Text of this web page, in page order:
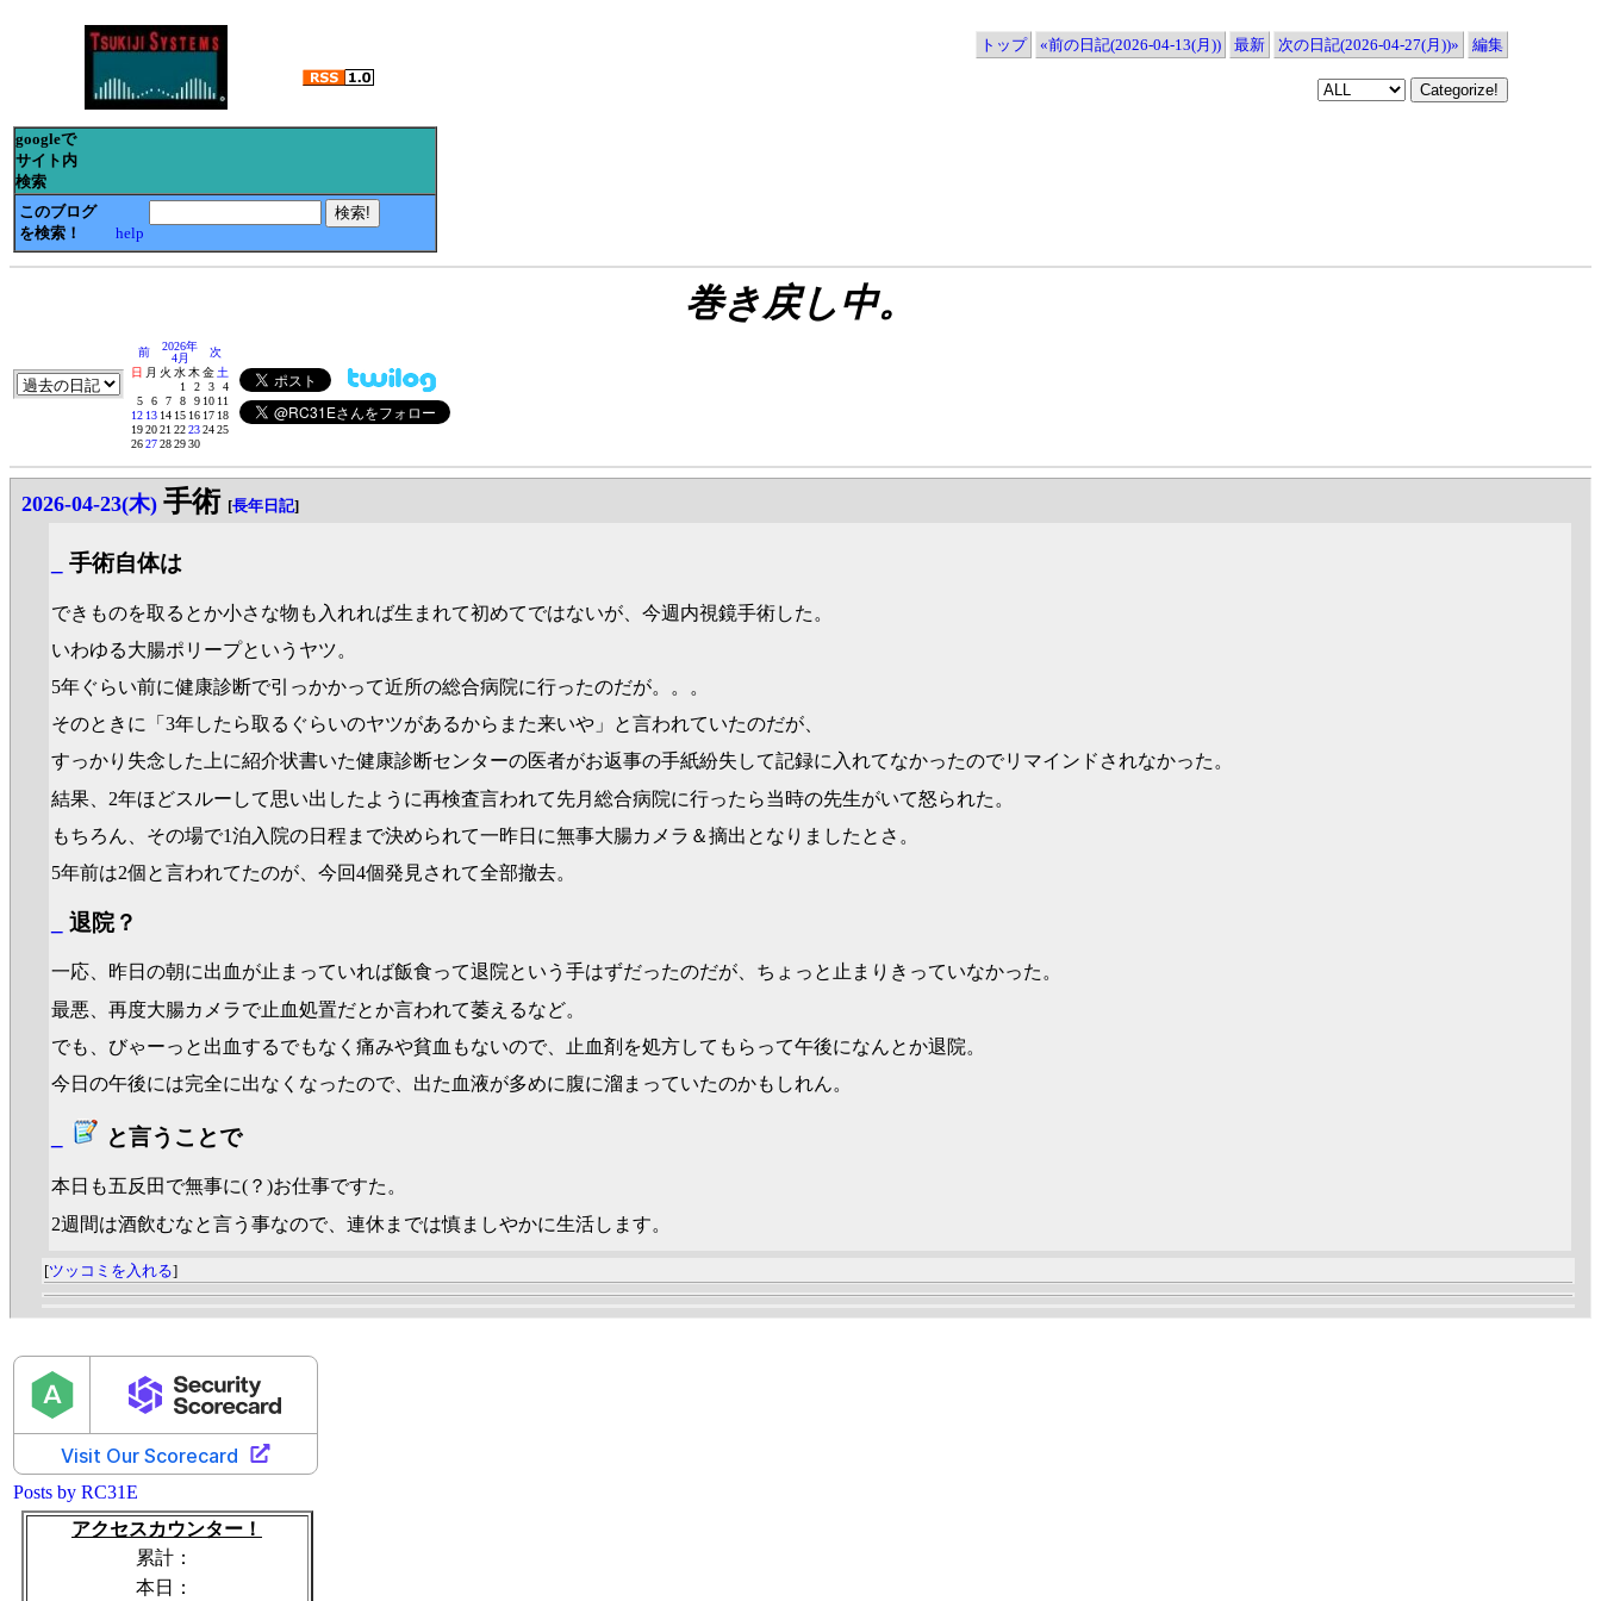
トップ «前の日記(2026-04-13(月)) 最新 次の日記(2026-04-27(月))» 編集
googleで
サイト内
検索
このブログ
を検索！
help
巻き戻し中。
前
2026年
4月
次
日 月 火 水木金土
1
2 3
4
5
6 7 8 9 10 11
12 13 14 15 16 17 18
19202122232425
2627282930
2026-04-23(木) 手術 [長年日記]
手術自体は
できものを取るとか小さな物も入れれば生まれて初めてではないが、今週内視鏡手術した。
いわゆる大腸ポリープというヤツ。
5年ぐらい前に健康診断で引っかかって近所の総合病院に行ったのだが。。。
そのときに「3年したら取るぐらいのヤツがあるからまた来いや」と言われていたのだが、
すっかり失念した上に紹介状書いた健康診断センターの医者がお返事の手紙紛失して記録に入れてなかったのでリマインドされなかった。
結果、2年ほどスルーして思い出したように再検査言われて先月総合病院に行ったら当時の先生がいて怒られた。
もちろん、その場で1泊入院の日程まで決められて一昨日に無事大腸カメラ＆摘出となりましたとさ。
5年前は2個と言われてたのが、今回4個発見されて全部撤去。
退院？
一応、昨日の朝に出血が止まっていれば飯食って退院という手はずだったのだが、ちょっと止まりきっていなかった。
最悪、再度大腸カメラで止血処置だとか言われて萎えるなど。
でも、びゃーっと出血するでもなく痛みや貧血もないので、止血剤を処方してもらって午後になんとか退院。
今日の午後には完全に出なくなったので、出た血液が多めに腹に溜まっていたのかもしれん。
と言うことで
本日も五反田で無事に(？)お仕事ですた。
2週間は酒飲むなと言う事なので、連休までは慎ましやかに生活します。
[ツッコミを入れる]
Posts by RC31E
アクセスカウンター！
累計：
本日：